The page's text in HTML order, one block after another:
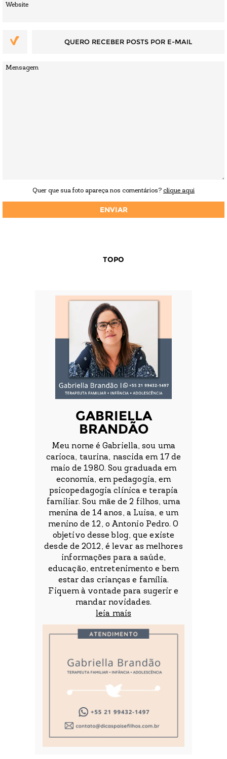
QUERO RECEBER POSTS POR E-MAIL
Quer que sua foto apareça nos comentários? clique aqui
TOPO
GABRIELLA
BRANDÃO
Meu nome é Gabriella, sou uma
carioca, taurina, nascida em 17 de
maio de 1980. Sou graduada em
economia, em pedagogia, em
psicopedagogia clínica e terapia
familiar. Sou mãe de 2 filhos, uma
menina de 14 anos, a Luisa, e um
menino de 12, o Antonio Pedro. O
objetivo desse blog, que existe
desde de 2012, é levar as melhores
informações para a saúde,
educação, entretenimento e bem
estar das crianças e família.
Fiquem à vontade para sugerir e
mandar novidades.
leia mais